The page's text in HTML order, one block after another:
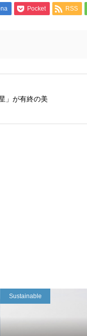
Pocket RSS
」が有終の美
Sustainable